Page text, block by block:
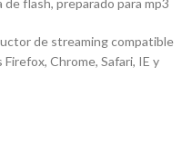
de streaming compatible
Chrome, Safari, IE y